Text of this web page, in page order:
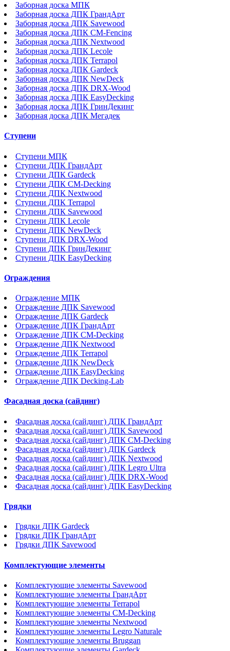
Заборная доска МПК
Заборная доска ДПК ГрандАрт
Заборная доска ДПК Savewood
Заборная доска ДПК CM-Fencing
Заборная доска ДПК Nextwood
Заборная доска ДПК Lecole
Заборная доска ДПК Terrapol
Заборная доска ДПК Gardeck
Заборная доска ДПК NewDeck
Заборная доска ДПК DRX-Wood
Заборная доска ДПК EasyDecking
Заборная доска ДПК ГринДекинг
Заборная доска ДПК Мегадек
Ступени
Ступени МПК
Ступени ДПК ГрандАрт
Ступени ДПК Gardeck
Ступени ДПК CM-Decking
Ступени ДПК Nextwood
Ступени ДПК Terrapol
Ступени ДПК Savewood
Ступени ДПК Lecole
Ступени ДПК NewDeck
Ступени ДПК DRX-Wood
Ступени ДПК ГринДекинг
Ступени ДПК EasyDecking
Ограждения
Ограждение МПК
Ограждение ДПК Savewood
Ограждение ДПК Gardeck
Ограждение ДПК ГрандАрт
Ограждение ДПК CM-Decking
Ограждение ДПК Nextwood
Ограждение ДПК Terrapol
Ограждение ДПК NewDeck
Ограждение ДПК EasyDecking
Ограждение ДПК Decking-Lab
Фасадная доска (сайдинг)
Фасадная доска (сайдинг) ДПК ГрандАрт
Фасадная доска (сайдинг) ДПК Savewood
Фасадная доска (сайдинг) ДПК CM-Decking
Фасадная доска (сайдинг) ДПК Gardeck
Фасадная доска (сайдинг) ДПК Nextwood
Фасадная доска (сайдинг) ДПК Legro Ultra
Фасадная доска (сайдинг) ДПК DRX-Wood
Фасадная доска (сайдинг) ДПК EasyDecking
Грядки
Грядки ДПК Gardeck
Грядки ДПК ГрандАрт
Грядки ДПК Savewood
Комплектующие элементы
Комплектующие элементы Savewood
Комплектующие элементы ГрандАрт
Комплектующие элементы Terrapol
Комплектующие элементы CM-Decking
Комплектующие элементы Nextwood
Комплектующие элементы Legro Naturale
Комплектующие элементы Bruggan